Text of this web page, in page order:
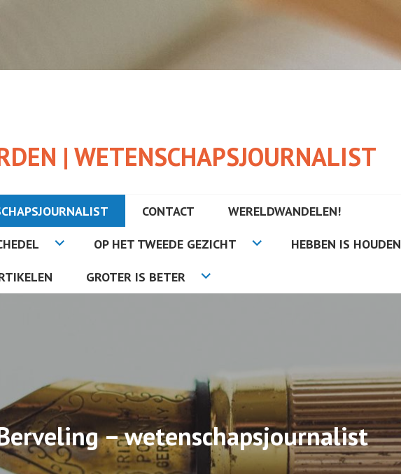
| WETENSCHAPSJOURNALIST
CONTACT WERELDWANDELEN!
OP HET TWEEDE GEZICHT HEBBEN IS HOUDEN
GROTER IS BETER
– wetenschapsjournalist